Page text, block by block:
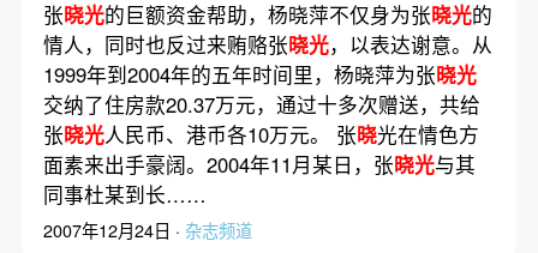
张晓光的巨额资金帮助，杨晓萍不仅身为张晓光的
情人，同时也反过来贿赂张晓光，以表达谢意。从
1999年到2004年的五年时间里，杨晓萍为张晓光
交纳了住房款20.37万元，通过十多次赠送，共给
张晓光人民币、港币各10万元。 张晓光在情色方
面素来出手豪阔。2004年11月某日，张晓光与其
同事杜某到长……
2007年12月24日 · 杂志频道